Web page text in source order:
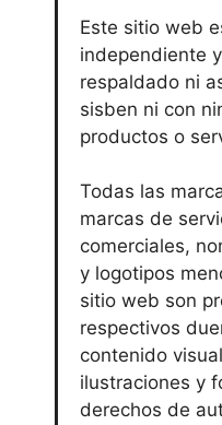
Este sitio web
independiente
respaldado ni
sisben ni con
productos o
Todas las
marcas de
comerciales,
y logotipos
sitio web son
respectivos
contenido
ilustraciones y
derechos de